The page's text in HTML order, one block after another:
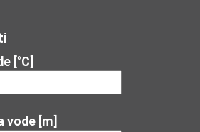
[°C]
vode [m]